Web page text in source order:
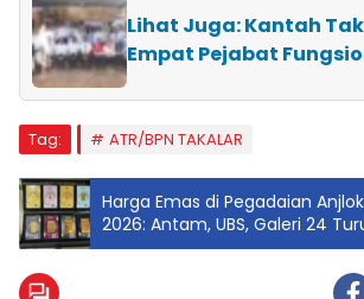
Lihat Juga: Kantah
Empat Pejabat
Tag: ATR/BPN TAKALAR
Harga Emas di Pegadaian
2026: Antam, UBS, Galeri 24
Rp15.000